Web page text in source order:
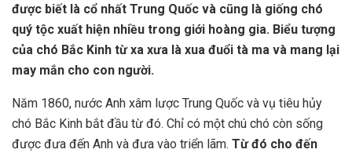
được biết là cổ nhất Trung Quốc và cũng là giống chó
quý tộc xuất hiện nhiều trong giới hoàng gia. Biểu tượng
của chó Bắc Kinh từ xa xưa là xua đuổi tà ma và mang lại
may mắn cho con người.
Năm 1860, nước Anh xâm lược Trung Quốc và vụ tiêu hủy
chó Bắc Kinh bắt đầu từ đó. Chỉ có một chú chó còn sống
được đưa đến Anh và đưa vào triển lãm. Từ đó cho đến